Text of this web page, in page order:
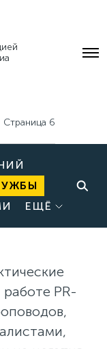
Страница 6
ЕЩЁ
PR-